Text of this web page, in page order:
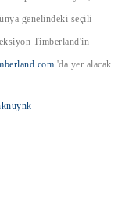
genelindeki seçili
Timberland'in
'da yer alacak